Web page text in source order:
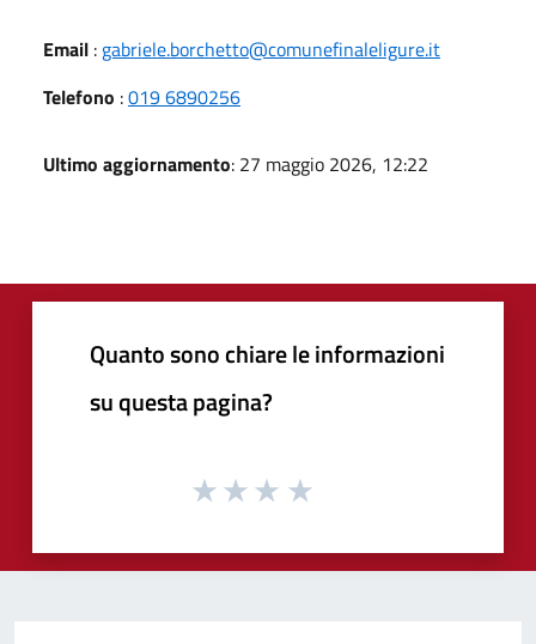
Email : gabriele.borchetto@comunefinaleligure.it
Telefono :019 6890256
Ultimo aggiornamento: 27 maggio 2026, 12:22
Quanto sono chiare le informazioni
su questa pagina?